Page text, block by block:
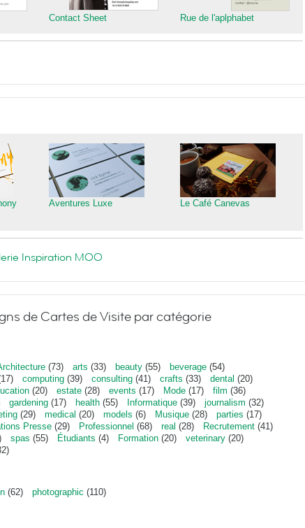
Contact Sheet Rue de l'aplphabet
Aventures Luxe Le Café Canevas
Inspiration MOO
de Cartes de Visite par catégorie
(73) arts (33) beauty (55) beverage (54)
computing (39) consulting (41) crafts (33) dental (20)
(20) estate (28) events (17) Mode (17) film (36)
gardening (17) health (55) Informatique (39) journalism (32)
(29) medical (20) models (6) Musique (28) parties (17)
Presse (29) Professionnel (68) real (28) Recrutement (41)
spas (55) Étudiants (4) Formation (20) veterinary (20)
(62) photographic (110)